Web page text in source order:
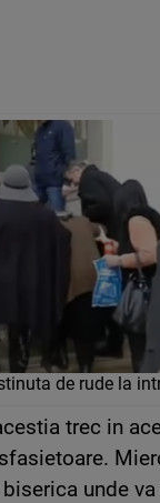
de rude la
trec in
unde